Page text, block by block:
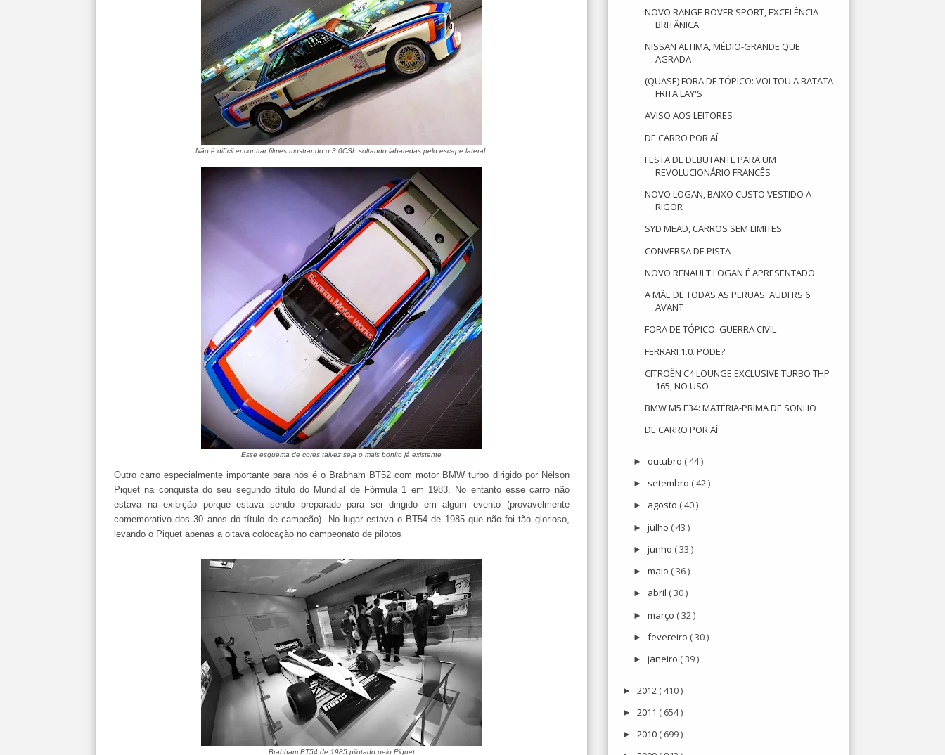
Não é difícil encontrar filmes mostrando o 3.0CSL soltando labaredas pelo escape lateral
Esse esquema de cores talvez seja o mais bonito já existente
Outro carro especialmente importante para nós é o Brabham BT52 com motor BMW turbo dirigido por Nélson
Piquet na conquista do seu segundo título do Mundial de Fórmula 1 em 1983. No entanto esse carro não
estava na exibição porque estava sendo preparado para ser dirigido em algum evento (provavelmente
comemorativo dos 30 anos do título de campeão). No lugar estava o BT54 de 1985 que não foi tão glorioso,
levando o Piquet apenas a oitava colocação no campeonato de pilotos
Brabham BT54 de 1985 pilotado pelo Piquet
NOVO RANGE ROVER SPORT, EXCELÊNCIA
BRITÂNICA
NISSAN ALTIMA, MÉDIO-GRANDE QUE
AGRADA
(QUASE) FORA DE TÓPICO: VOLTOU A BATATA
FRITA LAY'S
AVISO AOS LEITORES
DE CARRO POR AÍ
FESTA DE DEBUTANTE PARA UM
REVOLUCIONÁRIO FRANCÊS
NOVO LOGAN, BAIXO CUSTO VESTIDO A
RIGOR
SYD MEAD, CARROS SEM LIMITES
CONVERSA DE PISTA
NOVO RENAULT LOGAN É APRESENTADO
A MÃE DE TODAS AS PERUAS: AUDI RS 6
AVANT
FORA DE TÓPICO: GUERRA CIVIL
FERRARI 1.0. PODE?
CITROËN C4 LOUNGE EXCLUSIVE TURBO THP
165, NO USO
BMW M5 E34: MATÉRIA-PRIMA DE SONHO
DE CARRO POR AÍ
► outubro ( 44 )
► setembro ( 42 )
► agosto ( 40 )
►julho ( 43 )
►junho ( 33 )
►maio ( 36 )
► abril ( 30 )
►março ( 32 )
►fevereiro ( 30 )
►janeiro ( 39 )
► 2012 ( 410 )
► 2011 ( 654 )
► 2010 ( 699 )